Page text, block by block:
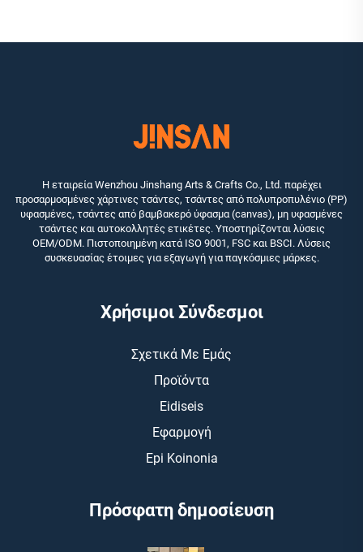
Η εταιρεία Wenzhou Jinshang Arts & Crafts Co., Ltd. παρέχει
προσαρμοσμένες χάρτινες τσάντες, τσάντες από πολυπροπυλένιο (PP)
υφασμένες, τσάντες από βαμβακερό ύφασμα (canvas), μη υφασμένες
τσάντες και αυτοκολλητές ετικέτες. Υποστηρίζονται λύσεις
OEM/ODM. Πιστοποιημένη κατά ISO 9001, FSC και BSCI. Λύσεις
συσκευασίας έτοιμες για εξαγωγή για παγκόσμιες μάρκες.
Χρήσιμοι Σύνδεσμοι
Σχετικά Με Εμάς
Προϊόντα
Eidiseis
Εφαρμογή
Epi Koinonia
Πρόσφατη δημοσίευση